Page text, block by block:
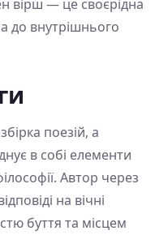
вірш — це своєрідна
до внутрішнього
поезій, а
в собі елементи
Автор через
на вічні
буття та місцем